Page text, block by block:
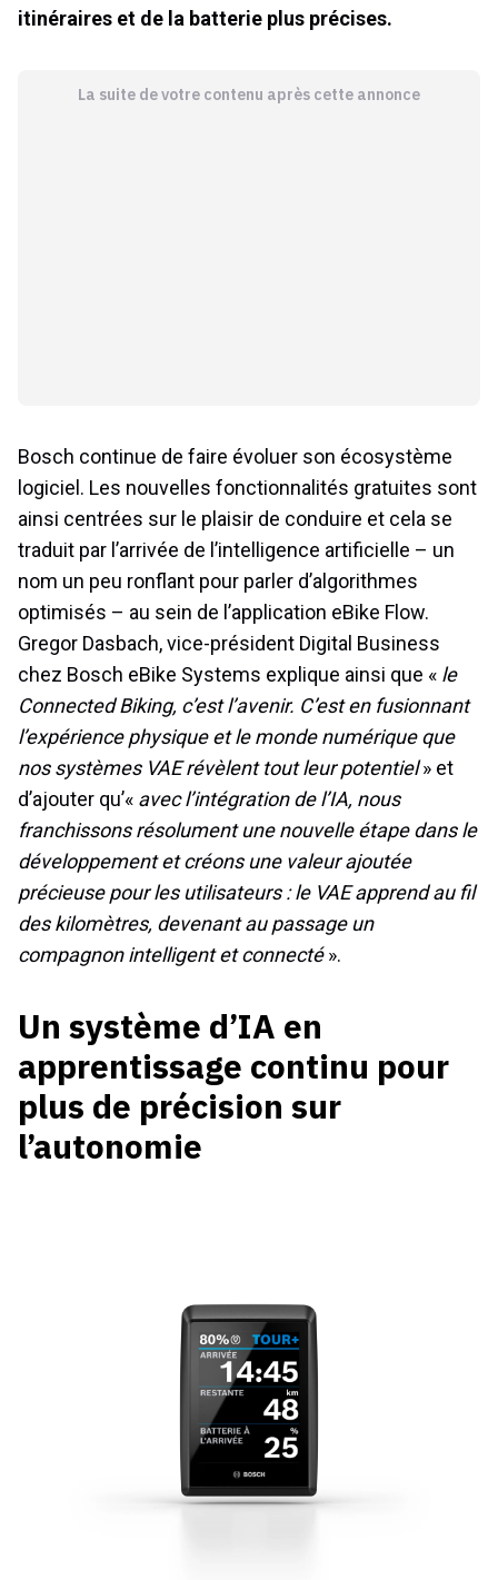
itinéraires et de la batterie plus précises.
La suite de votre contenu après cette annonce
Bosch continue de faire évoluer son écosystème
logiciel. Les nouvelles fonctionnalités gratuites sont
ainsi centrées sur le plaisir de conduire et cela se
traduit par l’arrivée de l’intelligence artificielle – un
nom un peu ronflant pour parler d’algorithmes
optimisés – au sein de l’application eBike Flow.
Gregor Dasbach, vice-président Digital Business
chez Bosch eBike Systems explique ainsi que « le
Connected Biking, c’est l’avenir. C’est en fusionnant
l’expérience physique et le monde numérique que
nos systèmes VAE révèlent tout leur potentiel» et
d’ajouter qu’« avec l’intégration de l’IA, nous
franchissons résolument une nouvelle étape dans le
développement et créons une valeur ajoutée
précieuse pour les utilisateurs : le VAE apprend au fil
des kilomètres, devenant au passage un
compagnon intelligent et connecté».
Un système d’IA en
apprentissage continu pour
plus de précision sur
l’autonomie